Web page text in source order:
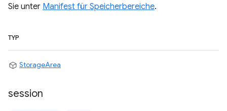
Sie unter Manifest für Speicherbereiche.
TYP
StorageArea
session